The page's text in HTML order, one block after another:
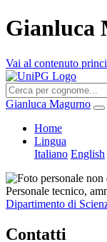
Gianluca
Vai al contenuto
Gianluca Magurno
Home
Lingua
Italiano English
Personale tecnico,
Dipartimento di
Contatti